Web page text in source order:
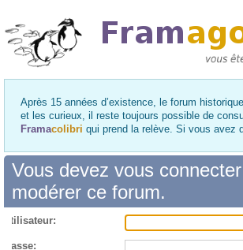
Après 15 années d’existence, le forum
et les curieux, il reste toujours possible de
Framacolibri qui prend la relève. Si vous
Vous devez vous
modérer ce forum.
passe: